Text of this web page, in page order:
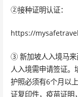
②接种证明认证：
https://
③ 新加坡人入境马来
人入境需申请签证。
护照必须有6个月以
证复印件，疫苗证明